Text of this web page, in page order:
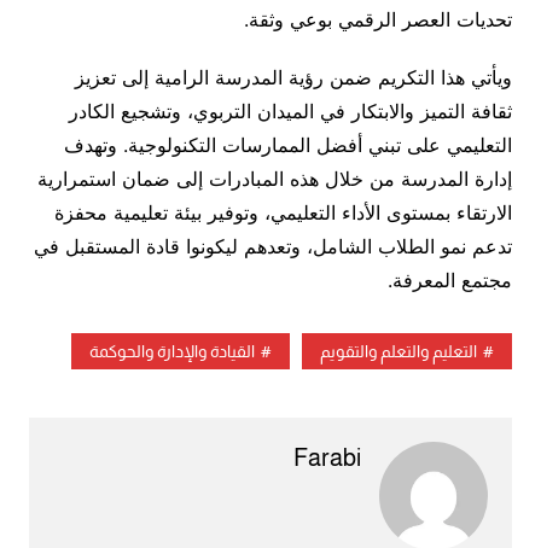
تحديات العصر الرقمي بوعي وثقة.
ويأتي هذا التكريم ضمن رؤية المدرسة الرامية إلى تعزيز
ثقافة التميز والابتكار في الميدان التربوي، وتشجيع الكادر
التعليمي على تبني أفضل الممارسات التكنولوجية. وتهدف
إدارة المدرسة من خلال هذه المبادرات إلى ضمان استمرارية
الارتقاء بمستوى الأداء التعليمي، وتوفير بيئة تعليمية محفزة
تدعم نمو الطلاب الشامل، وتعدهم ليكونوا قادة المستقبل في
مجتمع المعرفة.
التعليم والتعلم والتقويم القيادة والإدارة والحوكمة
Farabi